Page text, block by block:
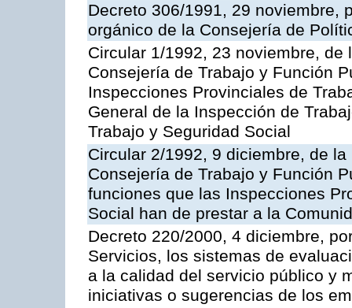
Decreto 306/1991, 29 noviembre,
orgánico de la Consejería de
Circular 1/1992, 23 noviembre,
Consejería de Trabajo y Función
Inspecciones Provinciales de
General de la Inspección de
Trabajo y Seguridad Social
Circular 2/1992, 9 diciembre, de
Consejería de Trabajo y Función
funciones que las Inspecciones
Social han de prestar a la
Decreto 220/2000, 4 diciembre,
Servicios, los sistemas de
a la calidad del servicio público y
iniciativas o sugerencias de los